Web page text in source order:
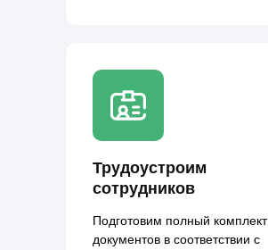
Трудоустроим
сотрудников
Подготовим полный комплект
документов в соответствии с